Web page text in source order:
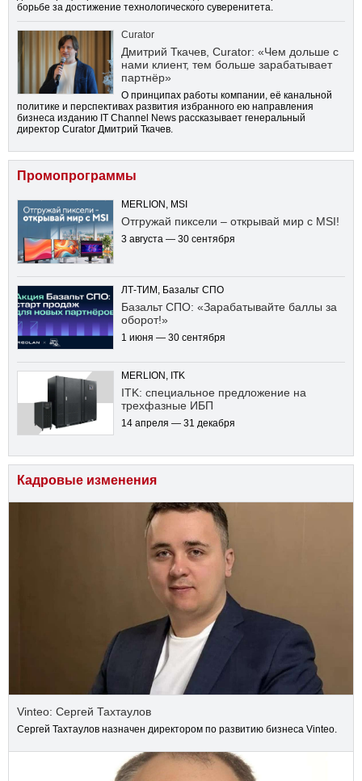
борьбе за достижение технологического суверенитета.
Curator
Дмитрий Ткачев, Curator: «Чем дольше с
нами клиент, тем больше зарабатывает
партнёр»
О принципах работы компании, её канальной
политике и перспективах развития избранного ею направления
бизнеса изданию IT Channel News рассказывает генеральный
директор Curator Дмитрий Ткачев.
Промопрограммы
MERLION, MSI
Отгружай пиксели – открывай мир с MSI!
3 августа — 30 сентября
ЛТ-ТИМ, Базальт СПО
Базальт СПО: «Зарабатывайте баллы за
оборот!»
1 июня — 30 сентября
MERLION, ITK
ITK: специальное предложение на
трехфазные ИБП
14 апреля — 31 декабря
Кадровые изменения
Vinteo: Сергей Тахтаулов
Сергей Тахтаулов назначен директором по развитию бизнеса Vinteo.